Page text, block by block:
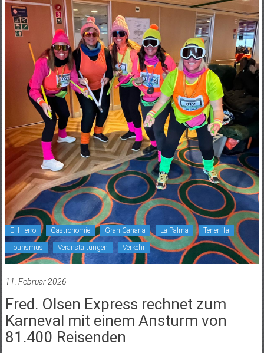
El Hierro Gastronomie Gran Canaria La Palma Teneriffa
Tourismus Veranstaltungen Verkehr
11. Februar 2026
Fred. Olsen Express rechnet zum
Karneval mit einem Ansturm von
81.400 Reisenden